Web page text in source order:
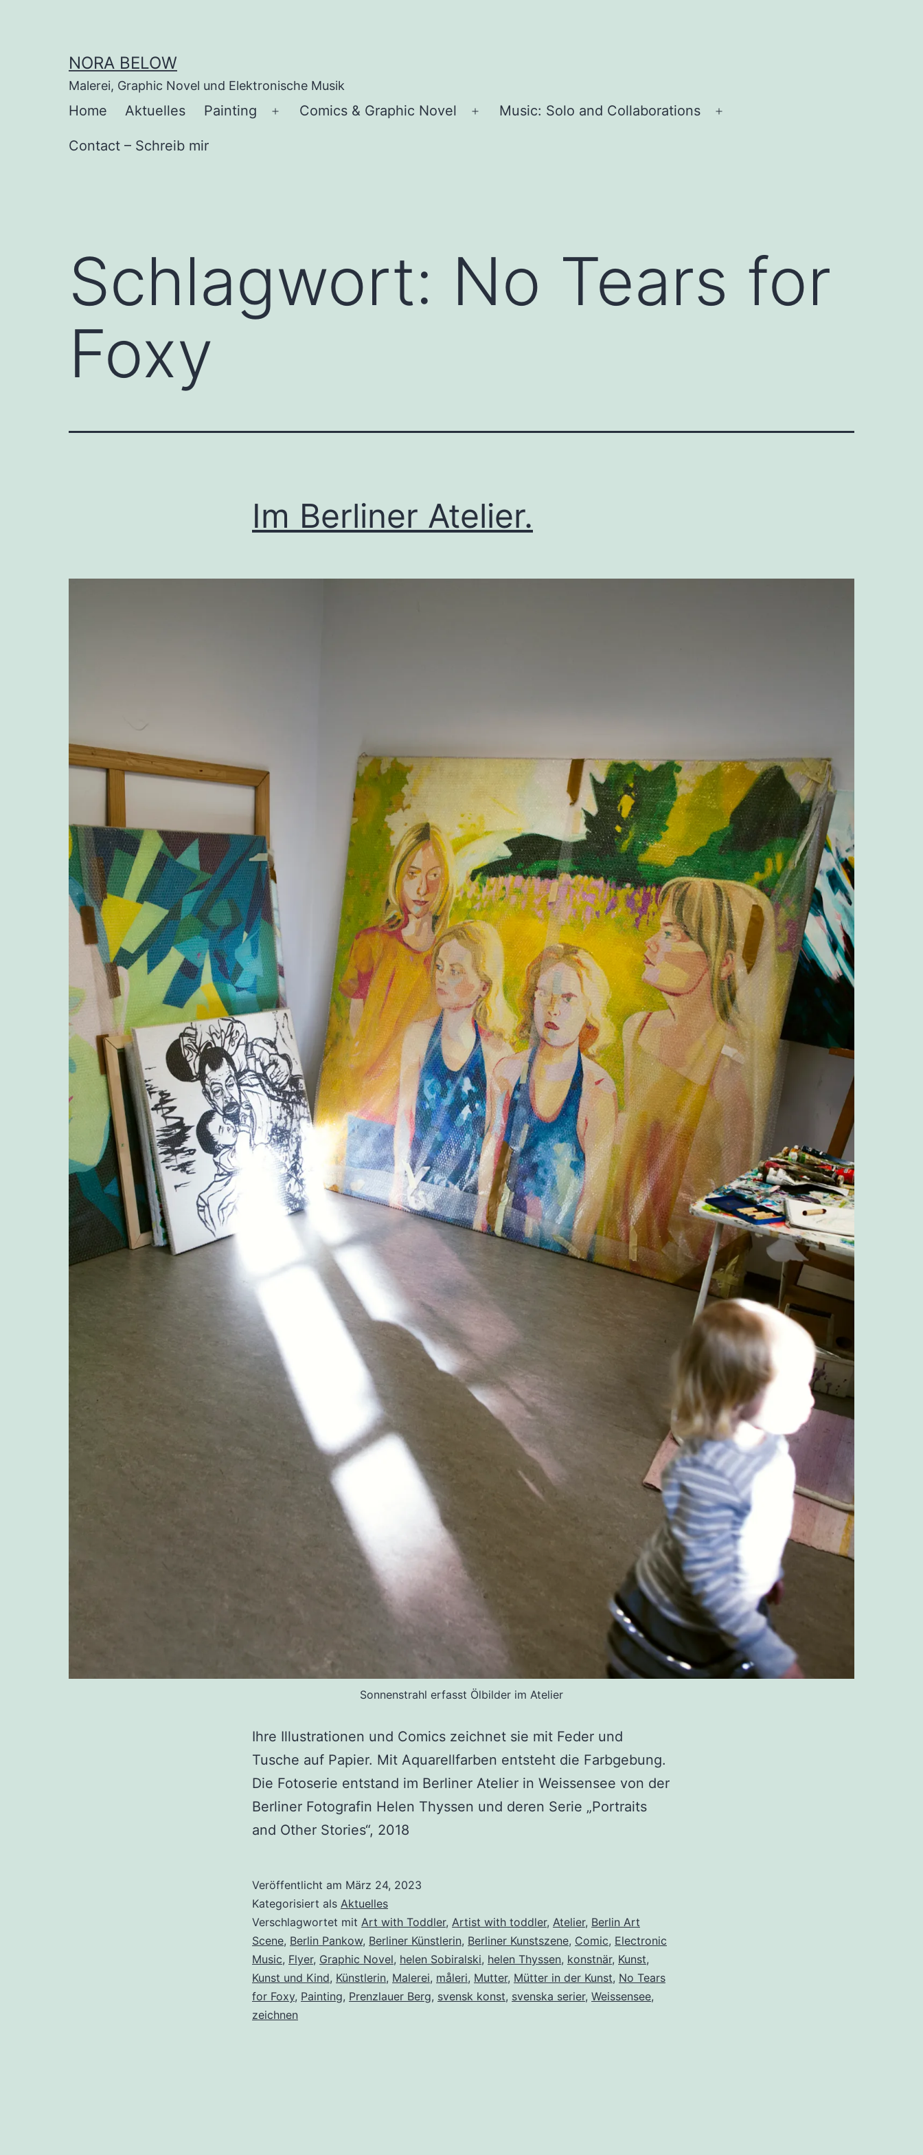
NORA BELOW
Malerei, Graphic Novel und Elektronische Musik
Home Aktuelles Painting
Menü
Comics & Graphic Novel
Menü
Music: Solo and Collaborations
Contact – Schreib mir
Schlagwort: No Tears for
Foxy
Im Berliner Atelier.
Sonnenstrahl erfasst Ölbilder im Atelier
Ihre Illustrationen und Comics zeichnet sie mit Feder und
Tusche auf Papier. Mit Aquarellfarben entsteht die Farbgebung.
Die Fotoserie entstand im Berliner Atelier in Weissensee von der
Berliner Fotografin Helen Thyssen und deren Serie „Portraits
and Other Stories“, 2018
Veröffentlicht am März 24, 2023
Kategorisiert als Aktuelles
Verschlagwortet mit Art with Toddler, Artist with toddler, Atelier, Berlin Art
Scene, Berlin Pankow, Berliner Künstlerin, Berliner Kunstszene, Comic, Electronic
Music, Flyer, Graphic Novel, helen Sobiralski, helen Thyssen, konstnär, Kunst,
Kunst und Kind, Künstlerin, Malerei, måleri, Mutter, Mütter in der Kunst, No Tears
for Foxy, Painting, Prenzlauer Berg, svensk konst, svenska serier, Weissensee,
zeichnen